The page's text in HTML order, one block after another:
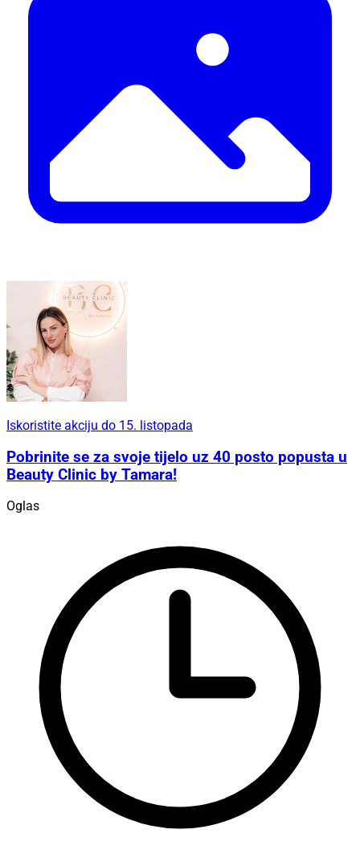
Iskoristite akciju do 15. listopada
Pobrinite se za svoje tijelo uz 40 posto popusta u
Beauty Clinic by Tamara!
Oglas